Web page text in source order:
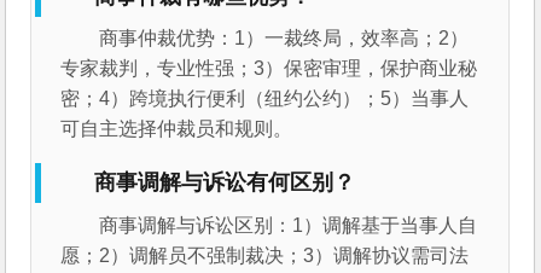
商事仲裁优势：1）一裁终局，效率高；2）
专家裁判，专业性强；3）保密审理，保护商业秘
密；4）跨境执行便利（纽约公约）；5）当事人
可自主选择仲裁员和规则。
商事调解与诉讼有何区别？
商事调解与诉讼区别：1）调解基于当事人自
愿；2）调解员不强制裁决；3）调解协议需司法